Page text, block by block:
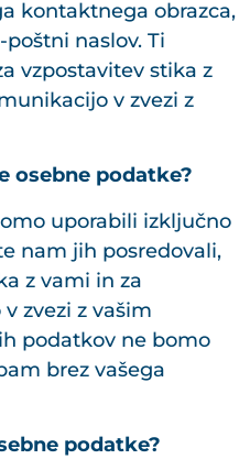
kontaktnega obrazca,
naslov. Ti
vzpostavitev stika z
v zvezi z
osebne podatke?
uporabili izključno
nam jih posredovali,
z vami in za
zvezi z vašim
podatkov ne bomo
brez vašega
podatke?